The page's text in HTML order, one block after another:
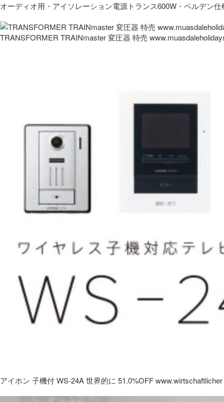
オーディオ用・アイソレーション電源トランス600W・ベルデン仕
TRANSFORMER TRAINmaster 変圧器 特売
アイホン 子機付 WS-24A 世界的に 51.0%OFF www.wirtschaftlicher